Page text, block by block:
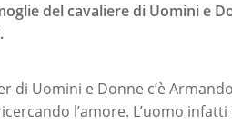
del cavaliere di Uomini e
di Uomini e Donne c’è
l’amore. L’uomo